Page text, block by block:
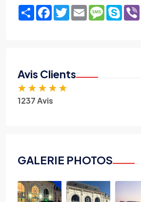
ShareFacebook
TwitterEmailMessage
Skype
Avis Clients
★ ★ ★ ★ ★
1237 Avis
GALERIE PHOTOS